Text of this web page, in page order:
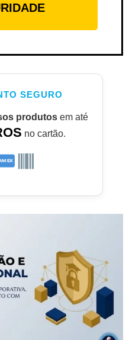
SEGURO
produtosem até
no cartão.